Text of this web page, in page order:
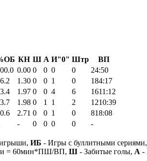
КН Ш А И"0" Штр
ВП
0.00 0 0 0 0
24:50
1.30 0 0 1 0
184:17
1.97 0 0 4 6
1611:12
1.98 0 1 1 2
1210:39
2.71 0 0 1 0
818:08
- 0 0 0 0
-
ИБ - Игры с буллитными сериями,
= 60мин*ПШ/ВП, Ш - Забитые голы, А -